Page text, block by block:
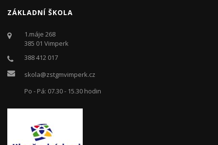
ZÁKLADNÍ ŠKOLA
1.máje 268
385 01 Vimperk
388 412 017
skola@zstgmvimperk.cz
Po - Pá: 07.30 - 15.30 hodin